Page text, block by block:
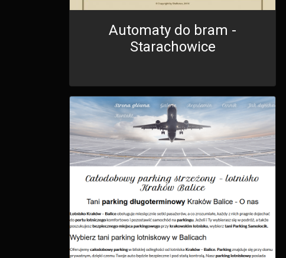
Automaty do bram -
Starachowice